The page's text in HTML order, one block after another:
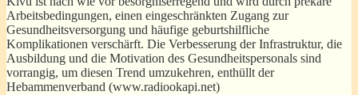
Arbeitsbedingungen, einen eingeschränkten Zugang zur
Gesundheitsversorgung und häufige geburtshilfliche
Komplikationen verschärft. Die Verbesserung der Infrastruktur, die
Ausbildung und die Motivation des Gesundheitspersonals sind
vorrangig, um diesen Trend umzukehren, enthüllt der
Hebammenverband (www.radiookapi.net)